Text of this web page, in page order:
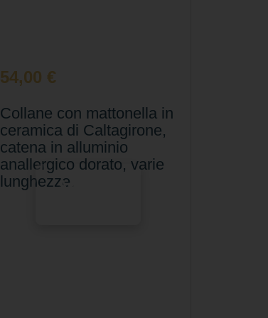
54,00 €
Collane con mattonella in
ceramica di Caltagirone,
catena in alluminio
anallergico dorato, varie
lunghezze.Aggiungi